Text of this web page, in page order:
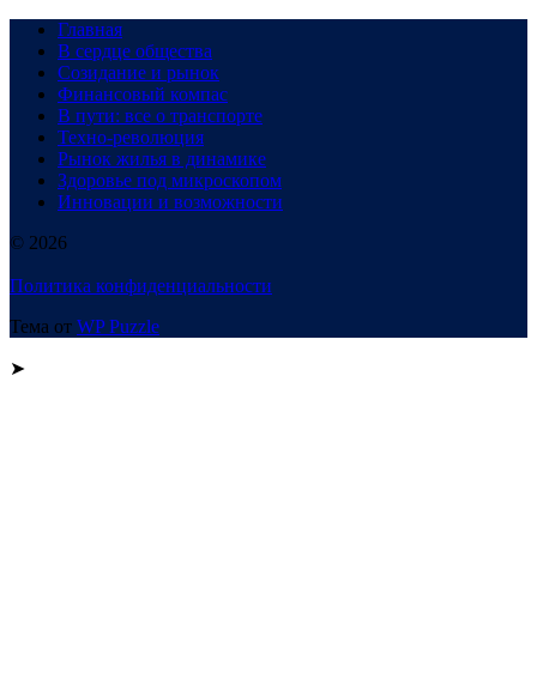
Главная
В сердце общества
Созидание и рынок
Финансовый компас
В пути: все о транспорте
Техно-революция
Рынок жилья в динамике
Здоровье под микроскопом
Инновации и возможности
© 2026
Политика конфиденциальности
Тема от WP Puzzle
➤